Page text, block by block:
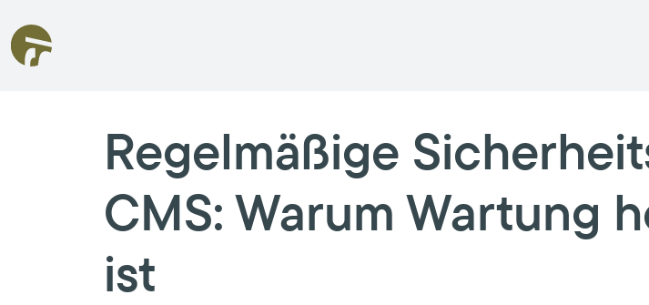
Regelmäßige
CMS: Warum Wartung
ist